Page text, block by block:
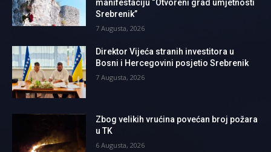
manifestaciju “Otvoreni grad umjetnosti
Srebrenik”
7 Augusta, 2026
Direktor Vijeća stranih investitora u
Bosni i Hercegovini posjetio Srebrenik
7 Augusta, 2026
Zbog velikih vrućina povećan broj požara
u TK
6 Augusta, 2026